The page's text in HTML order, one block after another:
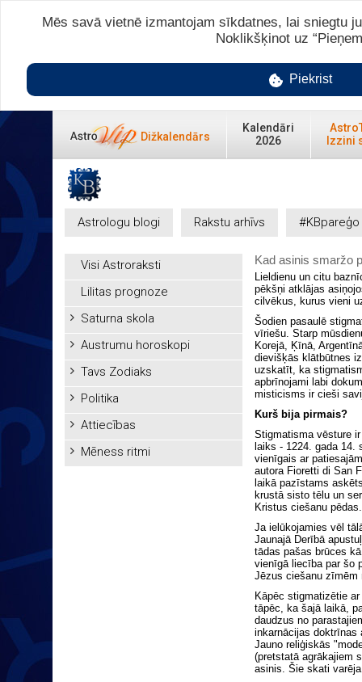
Dižkalendārs
Kalendāri
2026
Izzini
Astrologu blogi Rakstu arhīvs #KBpareģo
Visi Astroraksti
Lilitas prognoze
Saturna skola
Austrumu horoskopi
Tavs Zodiaks
Politika
Attiecības
Mēness ritmi
Kad asinis smaržo
Lieldienu un citu
pēkšņi atklājas
cilvēkus, kurus vieni
Šodien pasaulē
vīriešu. Starp
Korejā, Ķīnā,
dievišķās klātbūtnes
uzskatīt, ka
apbrīnojami labi
misticisms ir cieši
Kurš bija pirmais?
Stigmatisma vēsture
laiks - 1224. gada
vienīgais ar
autora Fioretti di San
laikā pazīstams
krustā sisto tēlu un
Kristus ciešanu pēdas.
Ja ielūkojamies vēl
Jaunajā Derībā
tādas pašas brūces
vienīgā liecība par šo
Jēzus ciešanu zīmēm
Kāpēc stigmatizētie
tāpēc, ka šajā laikā,
daudzus no
inkarnācijas doktrīnas
Jauno reliģiskās
(pretstatā agrākajiem
asinis. Šie skati
Mēs savā vietnē izmantojam sīkdatnes, lai sniegtu
Noklikšķinot uz
Piekrist